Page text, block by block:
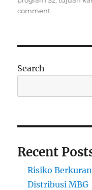
commenton
Tujuan
Panjang
Search
Recent
Risiko
Distribusi MBG